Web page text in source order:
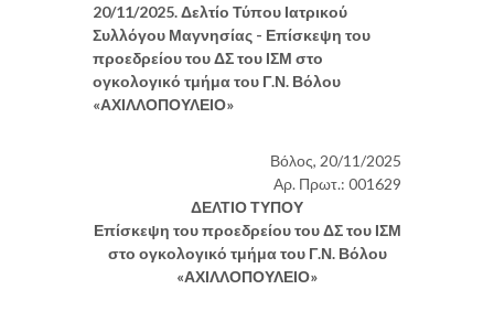
20/11/2025. Δελτίο Τύπου Ιατρικού
Συλλόγου Μαγνησίας - Επίσκεψη του
προεδρείου του ΔΣ του ΙΣΜ στο
ογκολογικό τμήμα του Γ.Ν. Βόλου
«ΑΧΙΛΛΟΠΟΥΛΕΙΟ»
Βόλος, 20/11/2025
Αρ. Πρωτ.: 001629
ΔΕΛΤΙΟ ΤΥΠΟΥ
Επίσκεψη του προεδρείου του ΔΣ του ΙΣΜ
στο ογκολογικό τμήμα του Γ.Ν. Βόλου
«ΑΧΙΛΛΟΠΟΥΛΕΙΟ»